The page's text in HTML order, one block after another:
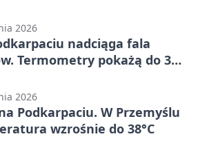
2026
nadciąga fala
Termometry pokażą do 36
2026
Podkarpaciu. W Przemyślu
wzrośnie do 38°C